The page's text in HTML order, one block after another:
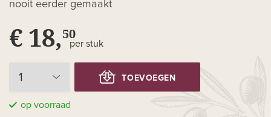
nooit eerder gemaakt
€ 18,50
per stuk
TOEVOEGEN
op voorraad